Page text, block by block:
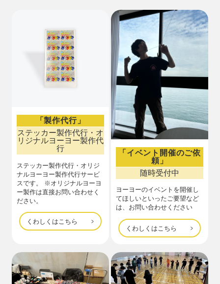
「製作代行」
ステッカー製作代行・オ
リジナルヨーヨー製作代
行
ステッカー製作代行・オリジ
ナルヨーヨー製作代行サービ
スです。 ※オリジナルヨーヨ
ー製作は直接お問い合わせく
ださい。
くわしくはこちら
「イベント開催のご依
頼」
随時受付中
ヨーヨーのイベントを開催し
てほしいといったご要望など
は、お問い合わせください
くわしくはこちら